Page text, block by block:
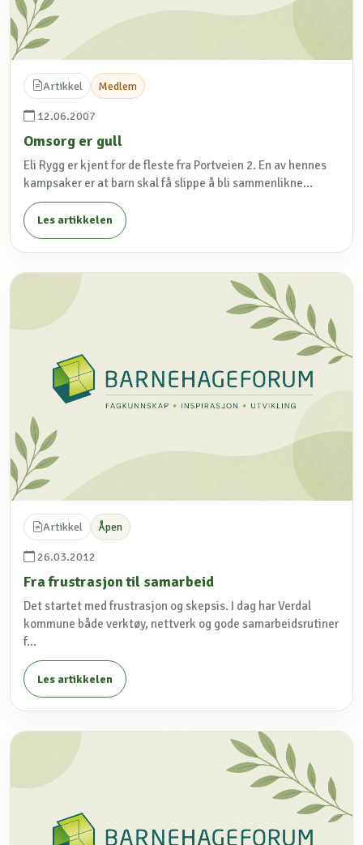
Artikkel Medlem
12.06.2007
Omsorg er gull
Eli Rygg er kjent for de fleste fra Portveien 2. En av hennes
kampsaker er at barn skal få slippe å bli sammenlikne...
Les artikkelen
Artikkel Åpen
26.03.2012
Fra frustrasjon til samarbeid
Det startet med frustrasjon og skepsis. I dag har Verdal
kommune både verktøy, nettverk og gode samarbeidsrutiner
f...
Les artikkelen